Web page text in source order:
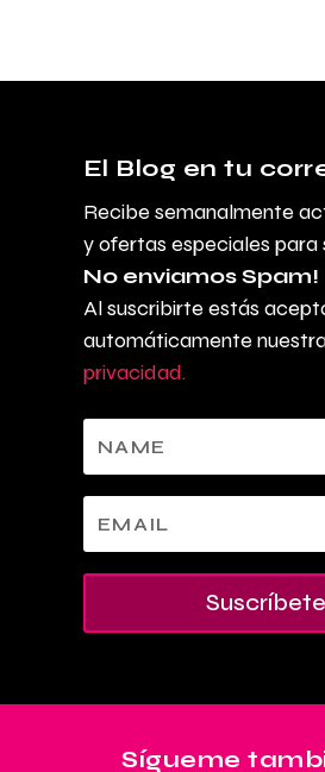
El Blog en tu
Recibe semanalmente
y ofertas especiales para
No enviamos Spam!
Al suscribirte estás
automáticamente
privacidad.
Suscríbete
Sígueme